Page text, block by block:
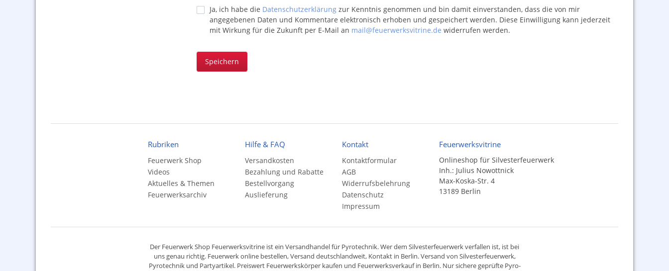
Ja, ich habe die Datenschutzerklärungzur Kenntnis genommen und bin damit einverstanden, dass die von mir
angegebenen Daten und Kommentare elektronisch erhoben und gespeichert werden. Diese Einwilligung kann jederzeit
mit Wirkung für die Zukunft per E-Mail an mail@feuerwerksvitrine.de widerrufen werden.
Speichern
Rubriken
Feuerwerk Shop
Videos
Aktuelles & Themen
Feuerwerksarchiv
Hilfe & FAQ
Versandkosten
Bezahlung und Rabatte
Bestellvorgang
Auslieferung
Kontakt
Kontaktformular
AGB
Widerrufsbelehrung
Datenschutz
Impressum
Feuerwerksvitrine
Onlineshop für Silvesterfeuerwerk
Inh.: Julius Nowottnick
Max-Koska-Str. 4
13189 Berlin
Der Feuerwerk Shop Feuerwerksvitrine ist ein Versandhandelfür Pyrotechnik. Wer dem Silvesterfeuerwerk verfallen ist, ist bei
uns genau richtig. Feuerwerk online bestellen,Versand deutschlandweit, Kontakt in Berlin. Versand von Silvesterfeuerwerk,
Pyrotechnikund Partyartikel. Preiswert Feuerwerkskörperkaufen und Feuerwerksverkauf in Berlin. Nur sichere geprüfte Pyro-